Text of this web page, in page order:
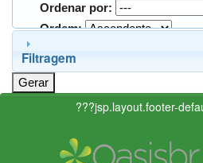
Ordenar por:
Ordem:
Filtragem
???jsp.layout.footer-